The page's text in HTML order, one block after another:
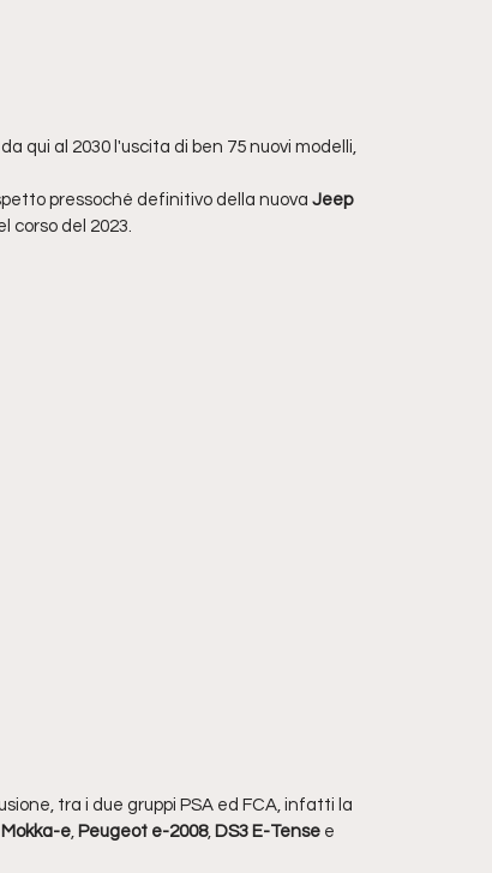
qui al 2030 l'uscita di ben 75 nuovi modelli,
pressoché definitivo della nuova Jeep
corso del 2023.
tra i due gruppi PSA ed FCA, infatti la
e Peugeot e-2008, DS3 E-Tense e